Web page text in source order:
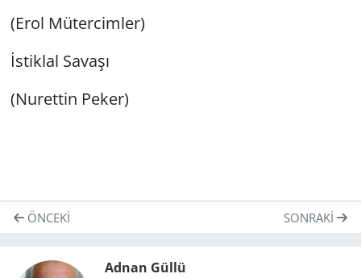
(Erol Mütercimler)
İstiklal Savaşı
(Nurettin Peker)
ÖNCEKI SONRAKI
Adnan Güllü